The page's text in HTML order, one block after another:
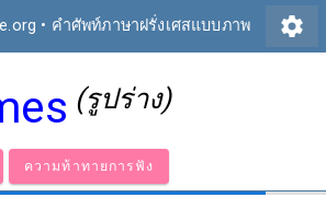
• คำศัพท์ภาษาฝรั่งเศสแบบภาพ settings
(รูปร่าง)
ความท้าทายการฟัง